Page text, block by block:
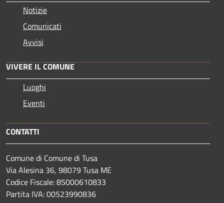
Notizie
Comunicati
Avvisi
VIVERE IL COMUNE
Luoghi
Eventi
CONTATTI
Comune di Comune di Tusa
Via Alesina 36, 98079 Tusa ME
Codice Fiscale: 85000610833
Partita IVA: 00523990836